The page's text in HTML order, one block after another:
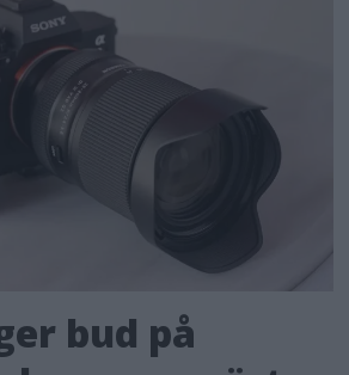
bud på